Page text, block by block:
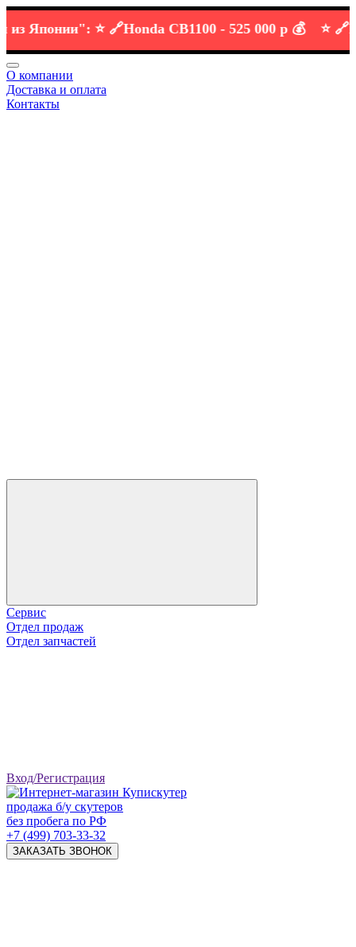
⭐️ 🔗 Honda CB1100 -525 000 р 💰 ⭐️ 🔗 KTM
О компании
Доставка и оплата
Контакты
Сервис
Отдел продаж
Отдел запчастей
Вход/Регистрация
продажа б/у скутеров
без пробега по РФ
+7 (499) 703-33-32
ЗАКАЗАТЬ ЗВОНОК